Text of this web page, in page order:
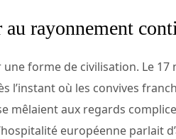
rayonnement
forme de civilisation. Le 17
l’instant où les convives
mêlaient aux regards
européenne parlait